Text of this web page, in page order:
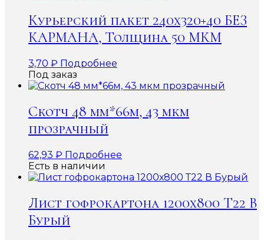
Курьерский пакет 240х320+40 БЕЗ
КАРМАНА, Толщина 50 МКМ
3,70 ₽ Подробнее
Под заказ
Скотч 48 мм*66м, 43 мкм
прозрачный
62,93 ₽ Подробнее
Есть в наличии
Лист гофрокартона 1200х800 Т22 В
Бурый